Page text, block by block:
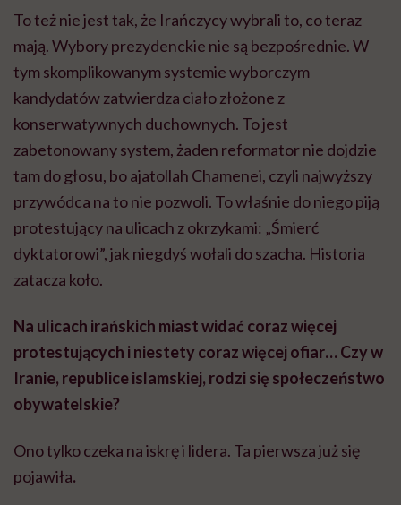
To też nie jest tak, że Irańczycy wybrali to, co teraz
mają. Wybory prezydenckie nie są bezpośrednie. W
tym skomplikowanym systemie wyborczym
kandydatów zatwierdza ciało złożone z
konserwatywnych duchownych. To jest
zabetonowany system, żaden reformator nie dojdzie
tam do głosu, bo ajatollah Chamenei, czyli najwyższy
przywódca na to nie pozwoli. To właśnie do niego piją
protestujący na ulicach z okrzykami: „Śmierć
dyktatorowi”, jak niegdyś wołali do szacha. Historia
zatacza koło.
Na ulicach irańskich miast widać coraz więcej
protestujących i niestety coraz więcej ofiar… Czy w
Iranie, republice islamskiej, rodzi się społeczeństwo
obywatelskie?
Ono tylko czeka na iskrę i lidera. Ta pierwsza już się
pojawiła.